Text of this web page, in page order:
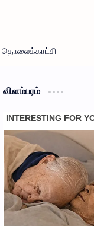
விளம்பரம்